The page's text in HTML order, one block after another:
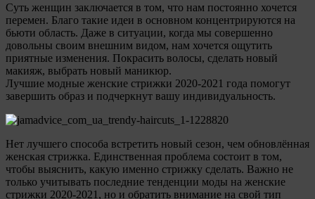
Суть женщин заключается в том, что нам постоянно хочется
перемен. Благо такие идеи в основном концентрируются на
бьюти область. Даже в ситуации, когда мы совершенно
довольны своим внешним видом, нам хочется ощутить
приятные изменения. Покрасить волосы, сделать новый
макияж, выбрать новый маникюр.
Лучшие модные женские стрижки 2020-2021 года помогут
завершить образ и подчеркнут вашу индивидуальность.
Нет лучшего способа встретить новый сезон, чем обновлённая
женская стрижка. Единственная проблема состоит в том,
чтобы выяснить, какую именно стрижку сделать. Важно не
только учитывать последние тенденции моды на женские
стрижки 2020-2021, но и обратить внимание на свой тип